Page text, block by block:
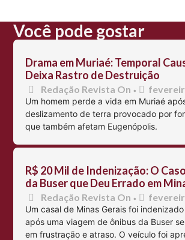
Você pode gostar
Drama em Muriaé: Temporal
Deixa Rastro de Destruição
Redação Revista On •
Um homem perde a vida em Muriaé
deslizamento de terra provocado por
que também afetam Eugenópolis.
R$ 20 Mil de Indenização: O
da Buser que Deu Errado em
Redação Revista On •
Um casal de Minas Gerais foi
após uma viagem de ônibus da Buser
em frustração e atraso. O veículo foi